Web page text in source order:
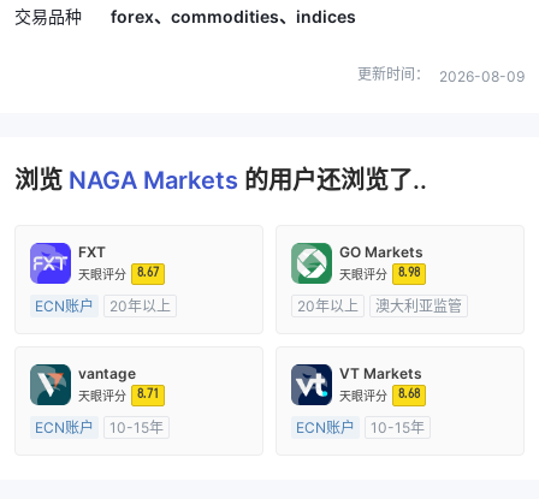
交易品种 forex、commodities、indices
更新时间： 2026-08-09
浏览 NAGA Markets 的用户还浏览了..
FXT
天眼评分 8.67
ECN账户
20年以上
主标MT4
GO Markets
天眼评分 8.98
20年以上
澳大利亚监管
vantage
天眼评分 8.71
ECN账户
10-15年
VT Markets
天眼评分 8.68
ECN账户
10-15年